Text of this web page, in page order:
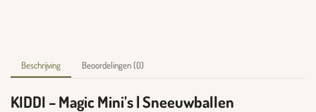
Beschrijving Beoordelingen (0)
KIDDI – Magic Mini’s | Sneeuwballen